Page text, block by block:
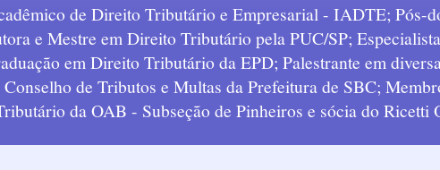
de Direito Tributário e Empresarial - IADTE; Pós-
e Mestre em Direito Tributário pela PUC/SP;
em Direito Tributário da EPD; Palestrante em
de Tributos e Multas da Prefeitura de SBC;
da OAB - Subseção de Pinheiros e sócia do Ricetti